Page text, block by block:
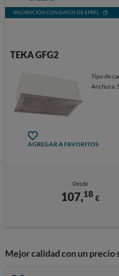
VALORACIÓN CON DATOS DE EPREL
TEKA GFG2
Tipo de
Anchura:
AGREGAR A FAVORITOS
Desde
107,18 €
Mejor calidad con un precio